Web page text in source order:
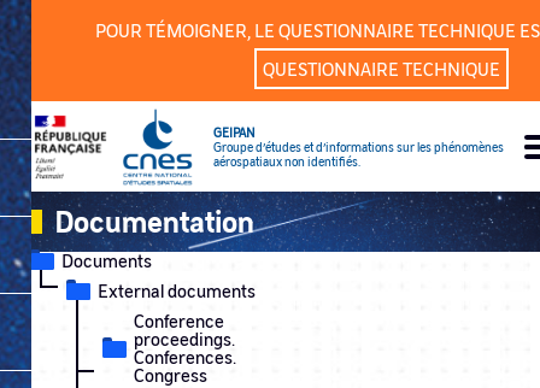
Cookies management panel
POUR TÉMOIGNER, LE QUESTIONNAIRE TECHNIQUE
QUESTIONNAIRE TECHNIQUE
GEIPAN
Groupe d’études et d’informations sur les phénomènes
aérospatiaux non identifiés.
Documentation
Documents
External documents
Conference
proceedings.
Conferences.
Congress